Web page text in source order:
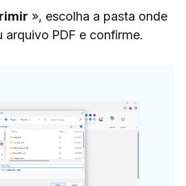
», escolha a pasta onde
arquivo PDF e confirme.